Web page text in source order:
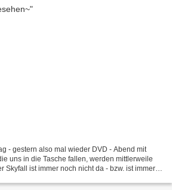
- gestern also mal wieder DVD - Abend mit
uns in die Tasche fallen, werden mittlerweile
Skyfall ist immer noch nicht da - bzw. ist immer